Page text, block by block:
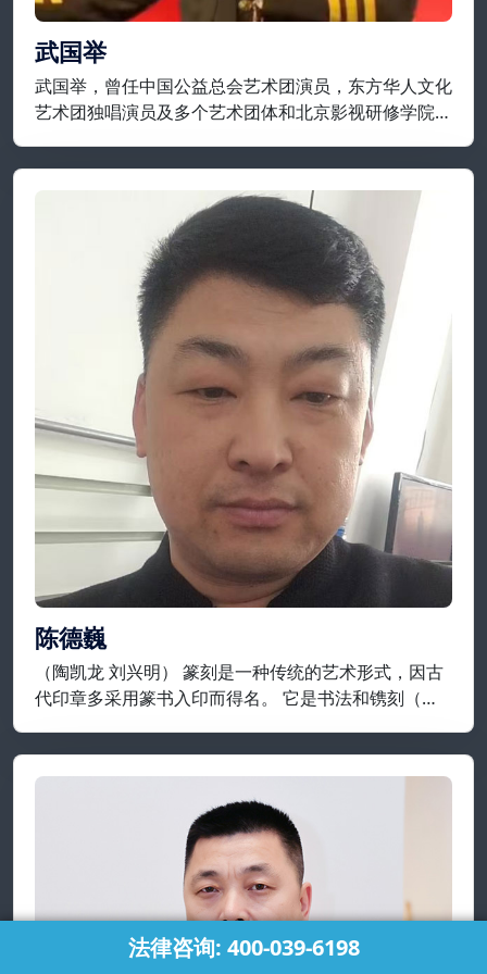
武国举
武国举，曾任中国公益总会艺术团演员，东方华人文化
艺术团独唱演员及多个艺术团体和北京影视研修学院等
友艺术团特聘独唱演员，享誉实力派歌唱家一级演员；
陈德巍
（陶凯龙 刘兴明） 篆刻是一种传统的艺术形式，因古
代印章多采用篆书入印而得名。 它是书法和镌刻（包
言，它是指将在平面上设计好的纹样或文字镌刻在金
属、石头、牙、角等材质上。
法律咨询: 400-039-6198